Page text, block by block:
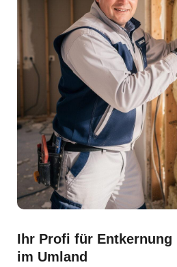
Ihr Profi für Entkernung
im Umland